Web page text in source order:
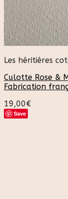
Les héritières
Culotte Rose &
Fabrication
19,00€
Save